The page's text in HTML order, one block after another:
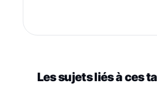
Les sujets liés à ces